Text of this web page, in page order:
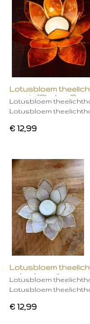
Lotusbloem
oranje (Chakra 2)
Lotusbloem
Lotusbloem
€ 12,99
Lotusbloem
gebroken wit
Lotusbloem
Lotusbloem
€ 12,99